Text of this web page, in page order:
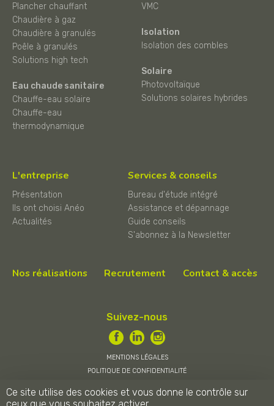
Plancher chauffant
Chaudière à gaz
Chaudière à granulés
Poêle à granulés
Solutions high tech
Eau chaude sanitaire
Chauffe-eau solaire
Chauffe-eau
thermodynamique
VMC
Isolation
Isolation des combles
Solaire
Photovoltaïque
Solutions solaires hybrides
L'entreprise
Présentation
Ils ont choisi Anéo
Actualités
Services & conseils
Bureau d'étude intégré
Assistance et dépannage
Guide conseils
S'abonnez à la Newsletter
Nos réalisations Recrutement Contact & accès
Suivez-nous
MENTIONS LÉGALES
POLITIQUE DE CONFIDENTIALITÉ
ANÉO © 2026
Ce site utilise des cookies et vous donne le contrôle sur